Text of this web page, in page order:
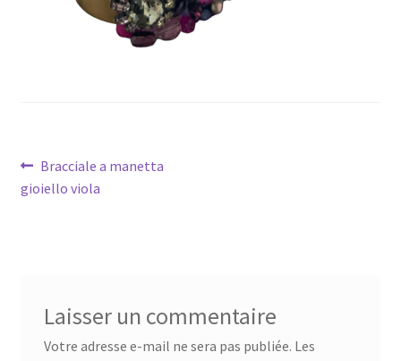
Navigation
de
Article
précédent :
Bracciale a manetta
gioiello viola
Laisser un commentaire
Votre adresse e-mail ne sera pas publiée. Les